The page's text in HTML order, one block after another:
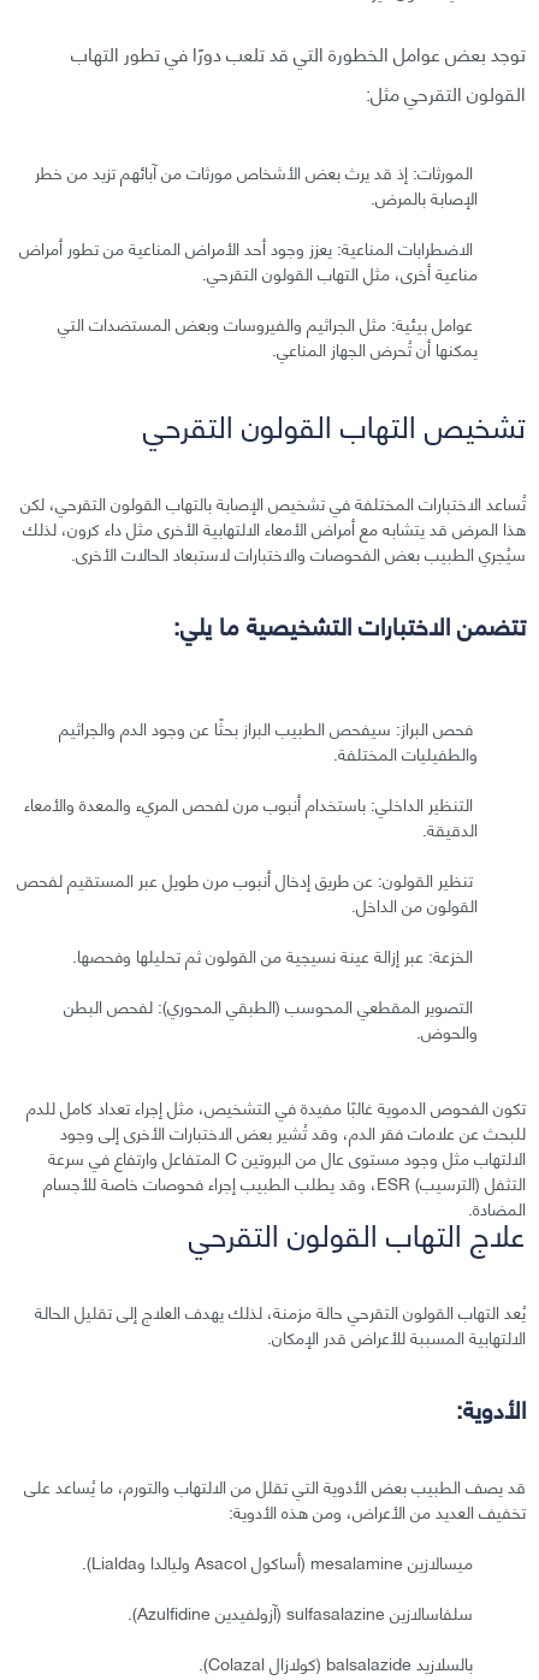
توجد بعض عوامل الخطورة التي قد تلعب دورًا في تطور التهاب
القولون التقرحي مثل:
المورثات: إذ قد يرث بعض الأشخاص مورثات من آبائهم تزيد من خطر
الإصابة بالمرض.
الاضطرابات المناعية: يعزز وجود أحد الأمراض المناعية من تطور أمراض
مناعية أخرى، مثل التهاب القولون التقرحي.
عوامل بيئية: مثل الجراثيم والفيروسات وبعض المستضدات التي
يمكنها أن تُحرض الجهاز المناعي.
تشخيص التهاب القولون التقرحي
تُساعد الاختبارات المختلفة في تشخيص الإصابة بالتهاب القولون التقرحي، لكن
هذا المرض قد يتشابه مع أمراض الأمعاء الالتهابية الأخرى مثل داء كرون، لذلك
سيُجري الطبيب بعض الفحوصات والاختبارات لاستبعاد الحالات الأخرى.
تتضمن الاختبارات التشخيصية ما يلي:
فحص البراز: سيفحص الطبيب البراز بحثًا عن وجود الدم والجراثيم
والطفيليات المختلفة.
التنظير الداخلي: باستخدام أنبوب مرن لفحص المريء والمعدة والأمعاء
الدقيقة.
تنظير القولون: عن طريق إدخال أنبوب مرن طويل عبر المستقيم لفحص
القولون من الداخل.
الخزعة: عبر إزالة عينة نسيجية من القولون ثم تحليلها وفحصها.
التصوير المقطعي المحوسب (الطبقي المحوري): لفحص البطن
والحوض.
تكون الفحوص الدموية غالبًا مفيدة في التشخيص، مثل إجراء تعداد كامل للدم
للبحث عن علامات فقر الدم، وقد تُشير بعض الاختبارات الأخرى إلى وجود
الالتهاب مثل وجود مستوى عال من البروتين C المتفاعل وارتفاع في سرعة
التثفل (الترسيب) ESR، وقد يطلب الطبيب إجراء فحوصات خاصة للأجسام
المضادة.
علاج التهاب القولون التقرحي
يُعد التهاب القولون التقرحي حالة مزمنة، لذلك يهدف العلاج إلى تقليل الحالة
الالتهابية المسببة للأعراض قدر الإمكان.
الأدوية:
قد يصف الطبيب بعض الأدوية التي تقلل من الالتهاب والتورم، ما يُساعد على
تخفيف العديد من الأعراض، ومن هذه الأدوية:
ميسالازين mesalamine (أساكول Asacol وليالدا وLialda).
سلفاسالازين sulfasalazine (آزولفيدين Azulfidine).
بالسلازيد balsalazide (كولازال Colazal).